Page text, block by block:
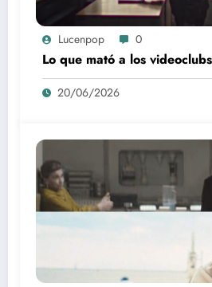
Lucenpop 0
Lo que mató a los
20/06/2026